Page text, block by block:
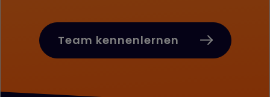
Team kennenlernen